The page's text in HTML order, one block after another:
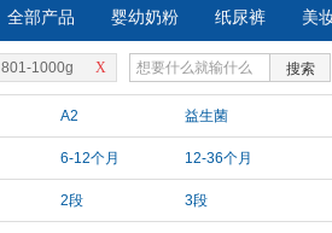
全部产品 婴幼奶粉 纸尿裤 美
X
801-1000g 搜索
A2 益生菌
6-12个月 12-36个月
2段 3段